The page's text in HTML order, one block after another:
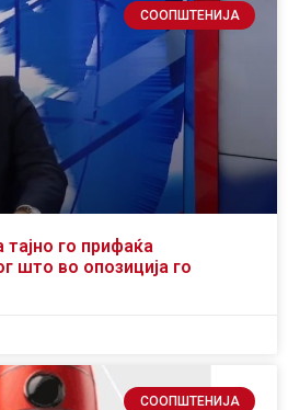
СООПШТЕНИЈА
го прифаќа
што во опозиција го
СООПШТЕНИЈА